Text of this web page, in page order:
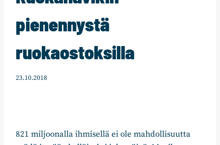
pienennystä
ruokaostoksilla
23.10.2018
821 miljoonalla ihmisellä ei ole mahdollisuutta